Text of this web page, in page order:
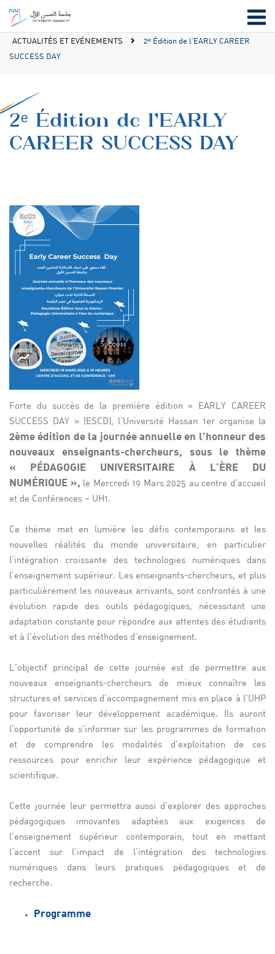
ACTUALITÉS ET EVÉNEMENTS
2ᵉ Édition de l’EARLY CAREER
SUCCESS DAY
2ᵉ Édition de l’EARLY
CAREER SUCCESS DAY
Forte du succès de la première édition « EARLY CAREER
SUCCESS DAY » (ESCD), l’Université Hassan 1er organise la
2ème édition de la journée annuelle en l’honneur des
nouveaux enseignants-chercheurs, sous le thème
« PÉDAGOGIE UNIVERSITAIRE À L’ÈRE DU
NUMÉRIQUE », le Mercredi 19 Mars 2025 au centre d’accueil
et de Conférences – UH1.
Ce thème met en lumière les défis contemporains et les
nouvelles réalités du monde universitaire, en particulier
l’intégration croissante des technologies numériques dans
l’enseignement supérieur. Les enseignants-chercheurs, et plus
particulièrement les nouveaux arrivants, sont confrontés à une
évolution rapide des outils pédagogiques, nécessitant une
adaptation constante pour répondre aux attentes des étudiants
et à l’évolution des méthodes d’enseignement.
L’objectif principal de cette journée est de permettre aux
nouveaux enseignants-chercheurs de mieux connaître les
structures et services d’accompagnement mis en place à l’UHP
pour favoriser leur développement académique. Ils auront
l’opportunité de s’informer sur les programmes de formation
et de comprendre les modalités d’exploitation de ces
ressources pour enrichir leur expérience pédagogique et
scientifique.
Cette journée leur permettra aussi d’explorer des approches
pédagogiques innovantes adaptées aux exigences de
l’enseignement supérieur contemporain, tout en mettant
l’accent sur l’impact de l’intégration des technologies
numériques dans leurs pratiques pédagogiques et de
recherche.
Programme